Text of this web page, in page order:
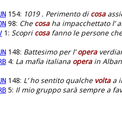
154: 1019 . Perimento di cosa
98: Che cosaha impacchettato l’
1: Scopri cosafanno le persone
148: Battesimo per l’opera
4: La mafia italiana operain
148: L’ ho sentito qualche voltaa il
5: Il mio gruppo sarà sempre a